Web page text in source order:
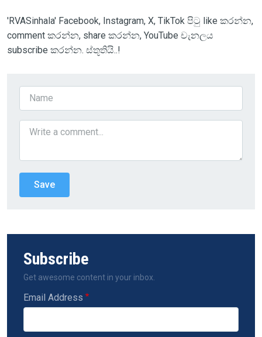
'RVASinhala' Facebook, Instagram, X, TikTok පිටු like කරන්න,
comment කරන්න, share කරන්න, YouTube චැනලය
subscribe කරන්න. ස්තූතියි..!
Subscribe
Get awesome content in your inbox.
Email Address